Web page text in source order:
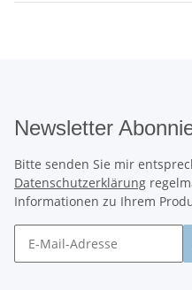
Newsletter
Bitte senden Sie mir
Datenschutzerklärung
Informationen zu Ihrem